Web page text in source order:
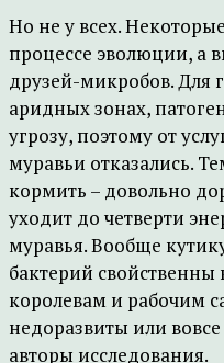
Но не у всех.
процессе эволюции, а
друзей-микробов. Для
аридных зонах,
угрозу, поэтому от
муравьи отказались.
кормить – довольно
уходит до четверти
муравья. Вообще
бактерий свойственны
королевам и рабочим
недоразвиты или
авторы исследования.